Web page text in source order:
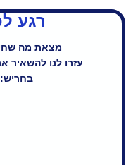
רגע לפני היציאה,
מה שחיפשת?
להשאיר את הכח שלנו